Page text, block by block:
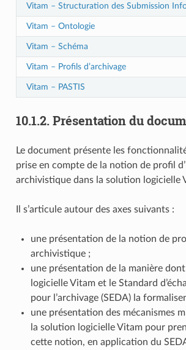
Vitam – Structuration des Submission
Vitam – Ontologie
Vitam – Schéma
Vitam – Profils d’archivage
Vitam – PASTIS
10.1.2. Présentation du
Le document présente les
prise en compte de la notion de profil
archivistique dans la solution logicielle
Il s’articule autour des axes suivants :
une présentation de la notion de
archivistique ;
une présentation de la manière
logicielle Vitam et le Standard
pour l’archivage (SEDA) la
une présentation des mécanismes
la solution logicielle Vitam pour
cette notion, en application du